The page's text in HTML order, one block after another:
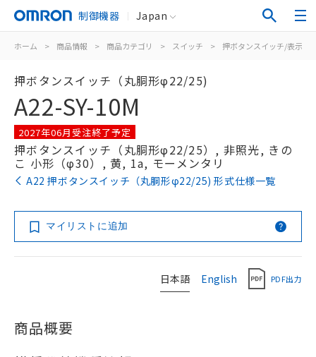
制御機器 Japan
ホーム > 商品情報 > 商品カテゴリ > スイッチ > 押ボタンスイッチ/表示灯
押ボタンスイッチ（丸胴形φ22/25)
A22-SY-10M
2027年06月受注終了予定
押ボタンスイッチ（丸胴形φ22/25）, 非照光, きの
こ 小形（φ30）, 黄, 1a, モーメンタリ
A22 押ボタンスイッチ（丸胴形φ22/25) 形式仕様一覧
マイリストに追加
日本語 English PDF出力
商品概要